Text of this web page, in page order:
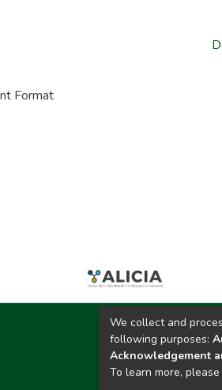
Format
Carretera Central km.
We collect and
following purposes:
Acknowledgement
To learn more,